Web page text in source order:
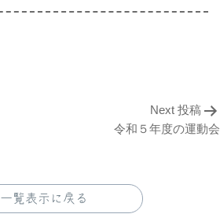
Next 投稿
令和５年度の運動会
一覧表示に戻る